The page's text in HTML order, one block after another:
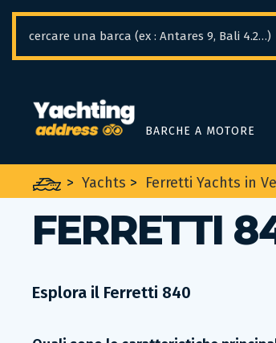
BARCHE A MOTORE
> Yachts > Ferretti Yachts in
FERRETTI
Esplora il Ferretti 840
Pannello di gestione dei cookies